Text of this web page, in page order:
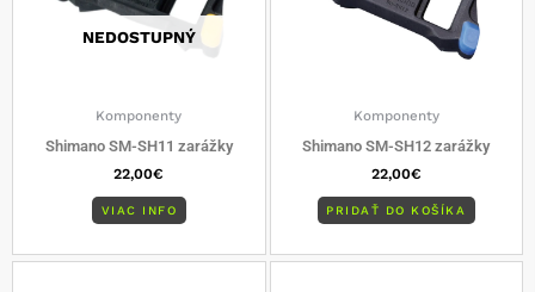
NEDOSTUPNÝ
Komponenty
Shimano SM-SH11 zarážky
22,00€
VIAC INFO
Komponenty
Shimano SM-SH12 zarážky
22,00€
PRIDAŤ DO KOŠÍKA